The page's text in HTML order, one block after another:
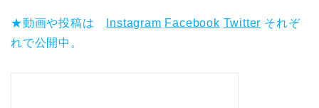
★動画や投稿は Instagram Facebook Twitter それぞ
れで公開中。